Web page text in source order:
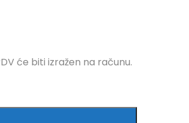
će biti izražen na računu.